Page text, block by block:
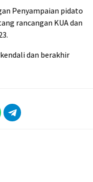
Penyampaian pidato
rancangan KUA dan
dan berakhir